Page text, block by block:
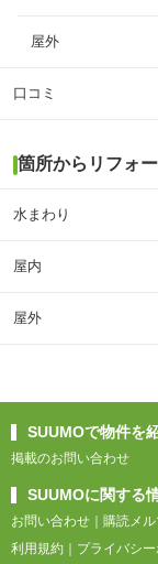
屋外
口コミ
箇所からリフォ
水まわり
屋内
屋外
SUUMOで物件を
掲載のお問い合わせ
SUUMOに関する
お問い合わせ
購読メル
利用規約
プライバシ